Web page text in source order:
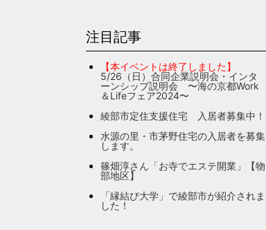
注目記事
【本イベントは終了しました】
5/26（日）合同企業説明会・インタ
ーンシップ説明会 〜海の京都Work
＆Lifeフェア2024〜
綾部市定住支援住宅 入居者募集中！
水源の里・市茅野住宅の入居者を募集
します。
篠畑淳さん「お寺でエステ開業」【物
部地区】
「縁結び大学」で綾部市が紹介されま
した！